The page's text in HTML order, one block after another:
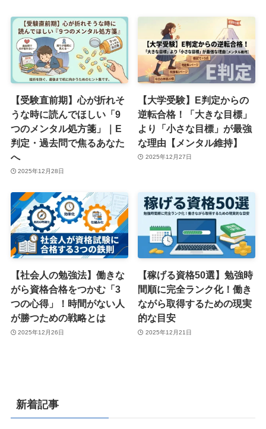
【受験直前期】心が折れそ
うな時に読んでほしい「9
つのメンタル処方箋」｜E
判定・過去問で焦るあなた
へ
2025年12月28日
【大学受験】E判定からの
逆転合格！「大きな目標」
より「小さな目標」が最強
な理由【メンタル維持】
2025年12月27日
【社会人の勉強法】働きな
がら資格合格をつかむ「3
つの心得」！時間がない人
が勝つための戦略とは
2025年12月26日
【稼げる資格50選】勉強時
間順に完全ランク化！働き
ながら取得するための現実
的な目安
2025年12月21日
新着記事